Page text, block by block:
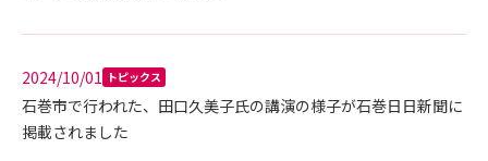
2024/10/01 トピックス
石巻市で行われた、田口久美子氏の講演の様子が石巻日日新聞に
掲載されました